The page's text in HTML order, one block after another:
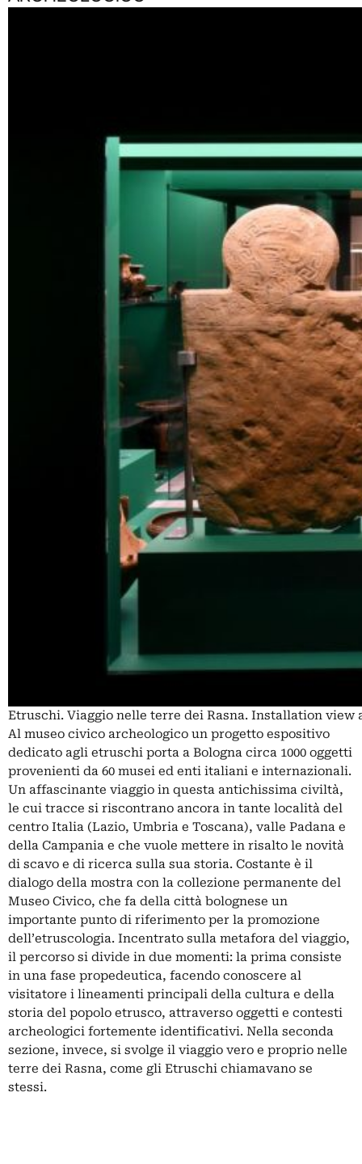
Etruschi. Viaggio nelle terre dei Rasna. Installation view
Al museo civico archeologico un progetto espositivo
dedicato agli etruschi porta a Bologna circa 1000 oggetti
provenienti da 60 musei ed enti italiani e internazionali.
Un affascinante viaggio in questa antichissima civiltà,
le cui tracce si riscontrano ancora in tante località del
centro Italia (Lazio, Umbria e Toscana), valle Padana e
della Campania e che vuole mettere in risalto le novità
di scavo e di ricerca sulla sua storia. Costante è il
dialogo della mostra con la collezione permanente del
Museo Civico, che fa della città bolognese un
importante punto di riferimento per la promozione
dell’etruscologia. Incentrato sulla metafora del viaggio,
il percorso si divide in due momenti: la prima consiste
in una fase propedeutica, facendo conoscere al
visitatore i lineamenti principali della cultura e della
storia del popolo etrusco, attraverso oggetti e contesti
archeologici fortemente identificativi. Nella seconda
sezione, invece, si svolge il viaggio vero e proprio nelle
terre dei Rasna, come gli Etruschi chiamavano se
stessi.